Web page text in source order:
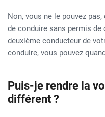
Non, vous ne le pouvez
de conduire sans permis de
deuxième conducteur de
conduire, vous pouvez
Puis-je rendre la
différent ?